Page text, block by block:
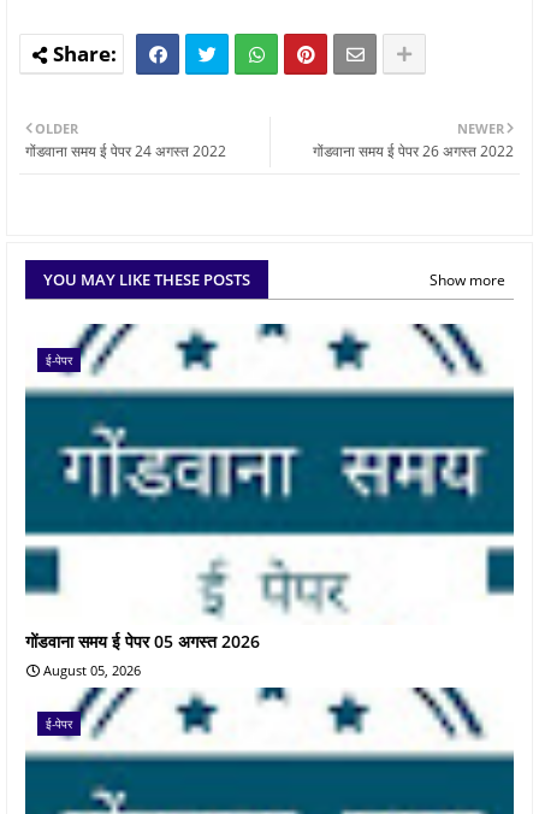
NEWER
गोंडवाना समय ई पेपर 26 अगस्त 2022
OLDER
गोंडवाना समय ई पेपर 24 अगस्त 2022
YOU MAY LIKE THESE POSTS Show more
ई-पेपर
गोंडवाना समय ई पेपर 05 अगस्त 2026
August 05, 2026
ई-पेपर